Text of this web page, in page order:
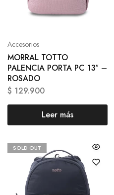
Accesorios
MORRAL TOTTO
PALENCIA PORTA PC 13″ –
ROSADO
$ 129.900
Leer más
SOLD OUT